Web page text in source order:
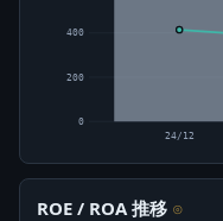
0
200
400
24/12
ROE / ROA 推移 ⊙